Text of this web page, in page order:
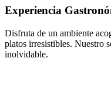
Experiencia
Disfruta de un ambiente
platos irresistibles. Nuestro
inolvidable.